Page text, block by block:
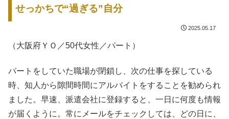
せっかちで“過ぎる”自分
2025.05.17
（大阪府ＹＯ／50代女性／パート）
パートをしていた職場が閉鎖し、次の仕事を探している
時、知人から隙間時間にアルバイトをすることを勧められ
ました。早速、派遣会社に登録すると、一日に何度も情報
が届くように。常にメールをチェックしては、どの日に、